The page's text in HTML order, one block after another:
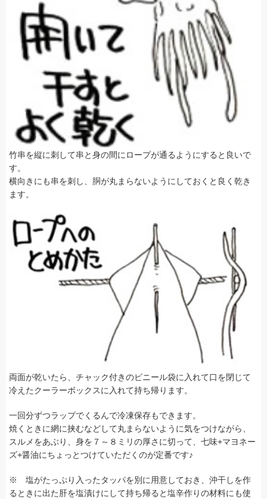
竹串を縦に刺して串と身の間にロープが通るようにすると良いで
す。
横向きにも串を刺し、胴が丸まらないようにしておくと良く乾き
ます。
両面が乾いたら、チャック付きのビニール袋に入れて口を閉じて
冷えたクーラーボックスに入れて持ち帰ります。
一回分ずつラップでくるんで冷凍保存もできます。
焼くときに網に挟むなどして丸まらないように気をつけながら、
スルメをあぶり、身を７～８ミリの厚さに切って、七味+マヨネー
ズ+醤油にちょっとつけていただくのが定番です♪
※ 塩がたっぷり入ったタッパを別に用意しておき、沖干しを作
るときに出た肝を塩漬けにして持ち帰ると塩辛作りの材料にも使